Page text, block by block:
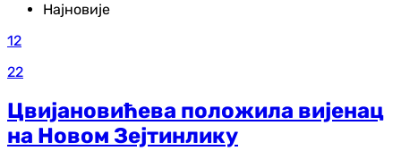
Најновије
12
22
Цвијановићева положила вијенац
на Новом Зејтинлику